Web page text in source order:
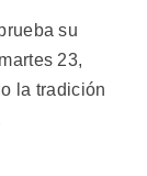
su
23,
la tradición